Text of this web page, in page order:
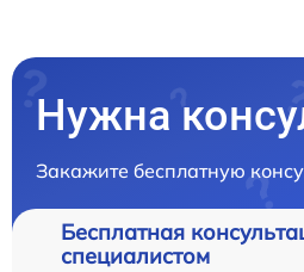
Нужна
Закажите бесплатную
Бесплатная
специалистом